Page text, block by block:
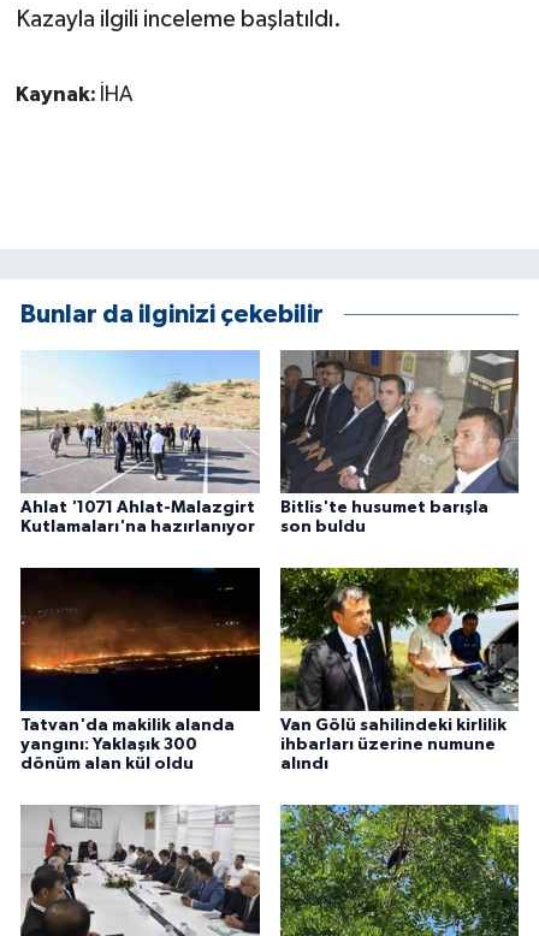
Kazayla ilgili inceleme başlatıldı.
Kaynak: İHA
Bunlar da ilginizi çekebilir
Ahlat '1071 Ahlat-Malazgirt
Kutlamaları'na hazırlanıyor
Bitlis'te husumet barışla
son buldu
Tatvan'da makilik alanda
yangını: Yaklaşık 300
dönüm alan kül oldu
Van Gölü sahilindeki kirlilik
ihbarları üzerine numune
alındı
Turizm
ÜLKE GÜNDEMİ
YAŞAM